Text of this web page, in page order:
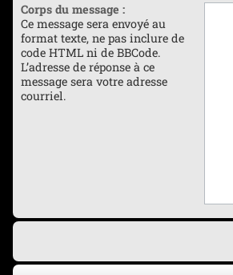
Corps du message :
Ce message sera envoyé au
format texte, ne pas inclure de
code HTML ni de BBCode.
L’adresse de réponse à ce
message sera votre adresse
courriel.